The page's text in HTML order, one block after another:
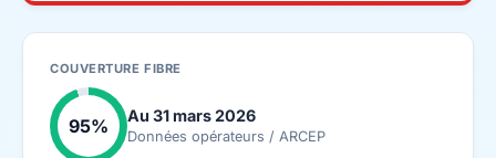
COUVERTURE FIBRE
95% Au 31 mars 2026
Données opérateurs / ARCEP